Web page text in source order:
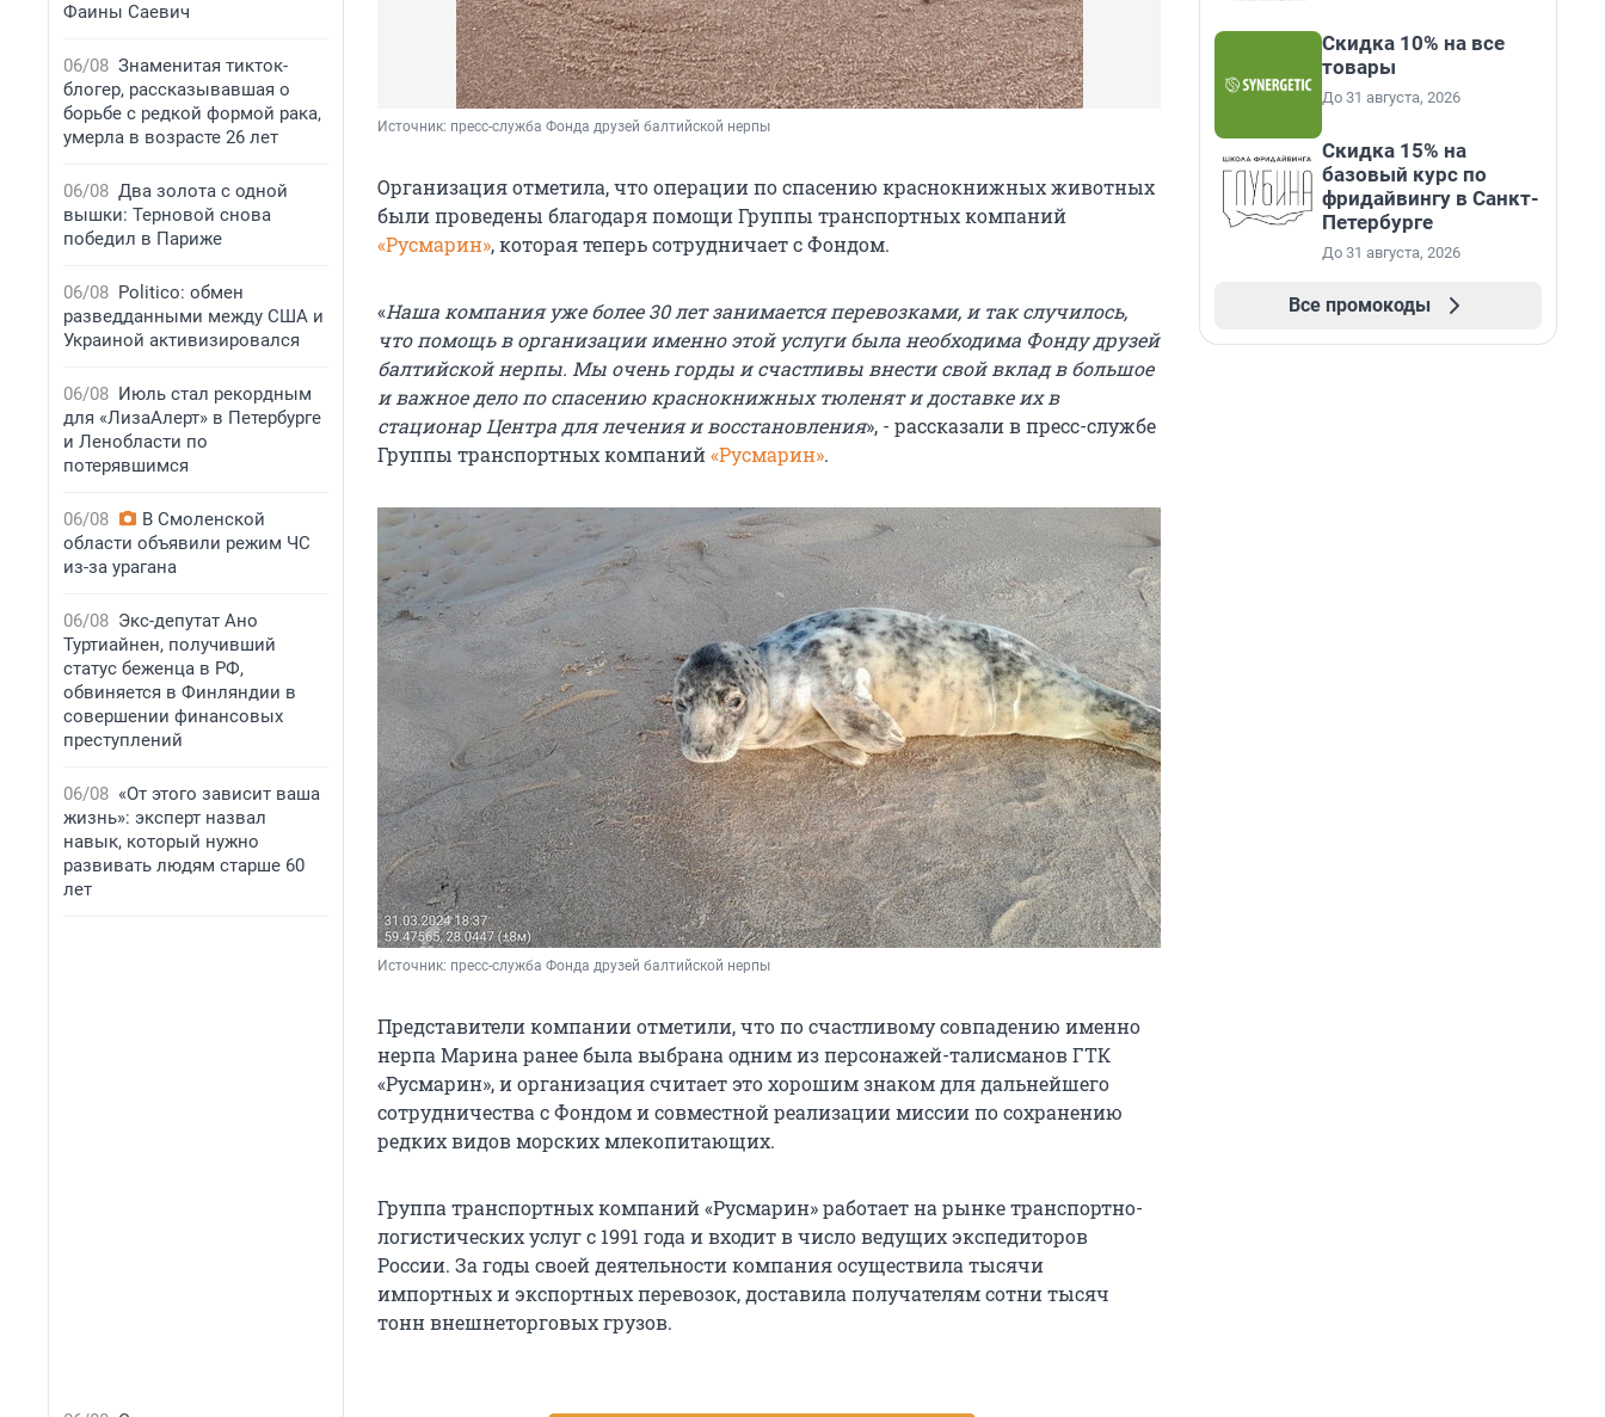
Фаины Саевич
06/08 Знаменитая тикток-
блогер, рассказывавшая о
борьбе с редкой формой рака,
умерла в возрасте 26 лет
06/08 Два золота с одной
вышки: Терновой снова
победил в Париже
06/08 Politico: обмен
разведданными между США и
Украиной активизировался
06/08 Июль стал рекордным
для «ЛизаАлерт» в Петербурге
и Ленобласти по
потерявшимся
06/08
В Смоленской
области объявили режим ЧС
из-за урагана
06/08 Экс-депутат Ано
Туртиайнен, получивший
статус беженца в РФ,
обвиняется в Финляндии в
совершении финансовых
преступлений
06/08 «От этого зависит ваша
жизнь»: эксперт назвал
навык, который нужно
развивать людям старше 60
лет
Источник: пресс-служба Фонда друзей балтийской нерпы
Организация отметила, что операции по спасению краснокнижных животных
были проведены благодаря помощи Группы транспортных компаний
«Русмарин», которая теперь сотрудничает с Фондом.
«Наша компания уже более 30 лет занимается перевозками, и так случилось,
что помощь в организации именно этой услуги была необходима Фонду друзей
балтийской нерпы. Мы очень горды и счастливы внести свой вклад в большое
и важное дело по спасению краснокнижных тюленят и доставке их в
стационар Центра для лечения и восстановления», - рассказали в пресс-службе
Группы транспортных компаний«Русмарин».
Источник: пресс-служба Фонда друзей балтийской нерпы
Представители компании отметили, что по счастливому совпадению именно
нерпа Марина ранее была выбрана одним из персонажей-талисманов ГТК
«Русмарин», и организация считает это хорошим знаком для дальнейшего
сотрудничества с Фондом и совместной реализации миссии по сохранению
редких видов морских млекопитающих.
Группа транспортных компаний «Русмарин» работает на рынке транспортно-
логистических услуг с 1991 года и входит в число ведущих экспедиторов
России. За годы своей деятельности компания осуществила тысячи
импортных и экспортных перевозок, доставила получателям сотни тысяч
тонн внешнеторговых грузов.
Скидка 10% на все
товары
До 31 августа, 2026
Скидка 15% на
базовый курс по
фридайвингу в Санкт-
Петербурге
До 31 августа, 2026
Все промокоды